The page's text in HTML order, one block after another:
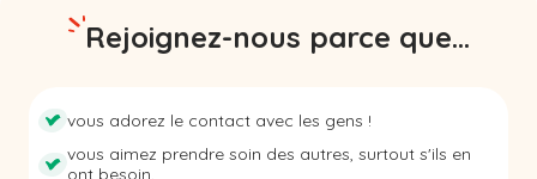
Rejoignez-nous parce que...
vous adorez le contact avec les gens !
vous aimez prendre soin des autres, surtout s'ils en
ont besoin.